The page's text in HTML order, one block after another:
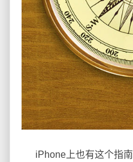
iPhone上也有这个指南